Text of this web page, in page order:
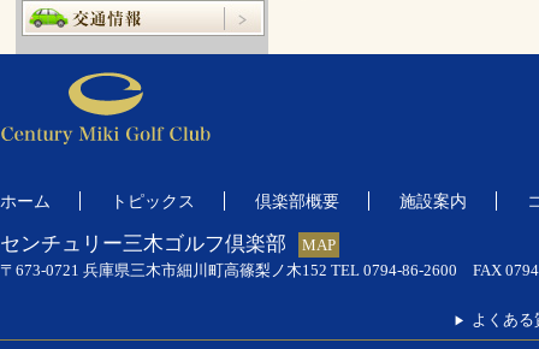
ホーム トピックス 倶楽部概要 施設案内
センチュリー三木ゴルフ倶楽部
MAP
〒673-0721 兵庫県三木市細川町高篠梨ノ木152 TEL 0794-86-2600 FAX
▶ よくある